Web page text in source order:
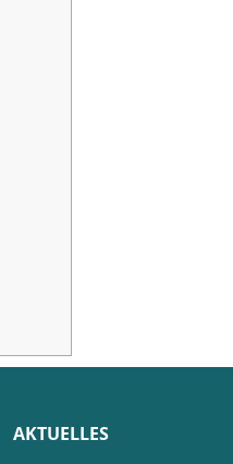
AKTUELLES